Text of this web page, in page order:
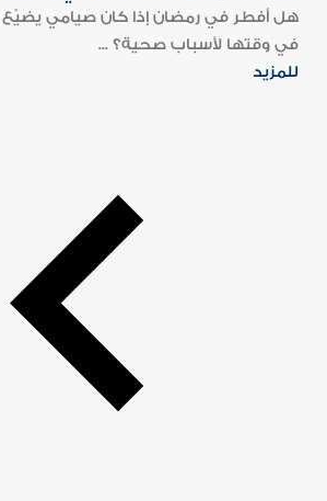
هل أفطر في رمضان إذا كان صيامي يضيّع
في وقتها لأسباب صحية؟ ...
للمزيد